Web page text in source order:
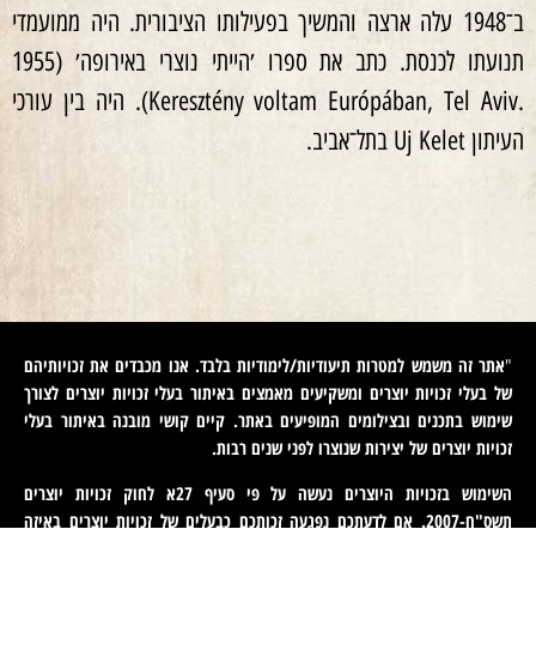
ב־1948 עלה ארצה והמשיך בפעילותו הציבורית. היה ממועמדי
תנועתו לכנסת. כתב את ספרו ׳הייתי נוצרי באירופה׳ (1955
.Keresztény voltam Európában, Tel Aviv). היה בין עורכי
העיתון Uj Kelet בתל־אביב.
"אתר זה משמש למטרות תיעודיות/לימודיות בלבד. אנו מכבדים את זכויותיהם
של בעלי זכויות יוצרים ומשקיעים מאמצים באיתור בעלי זכויות יוצרים לצורך
שימוש בתכנים ובצילומים המופיעים באתר. קיים קושי מובנה באיתור בעלי
זכויות יוצרים של יצירות שנוצרו לפני שנים רבות.
השימוש בזכויות היוצרים נעשה על פי סעיף 27א לחוק זכויות יוצרים
תשס"ח-2007. אם לדעתכם נפגעה זכותכם כבעלים של זכויות יוצרים באיזה